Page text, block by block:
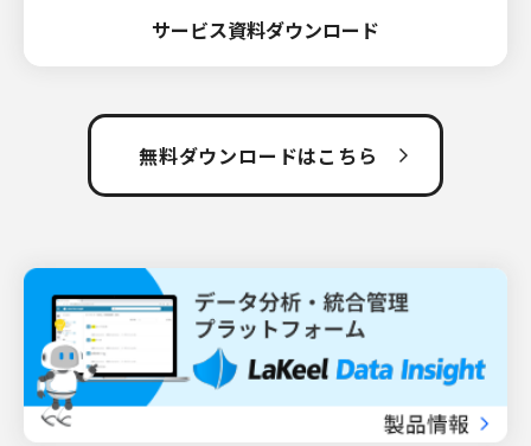
サービス資料ダウンロード
無料ダウンロードはこちら